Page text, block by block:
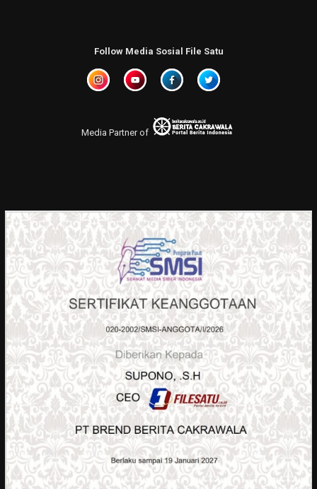
Follow Media Sosial File Satu
Media Partner of